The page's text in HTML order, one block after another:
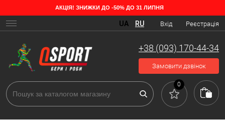
АКЦІЯ! ЗНИЖКИ ДО -50% ДО 31 ЛИПНЯ
Вхід Реєстрація
UA RU
+38 (093) 170-44-34
Замовити дзвінок
0